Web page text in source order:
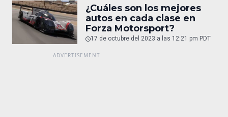
¿Cuáles son los mejores
autos en cada clase en
Forza Motorsport?
17 de octubre del 2023 a las 12:21 pm PDT